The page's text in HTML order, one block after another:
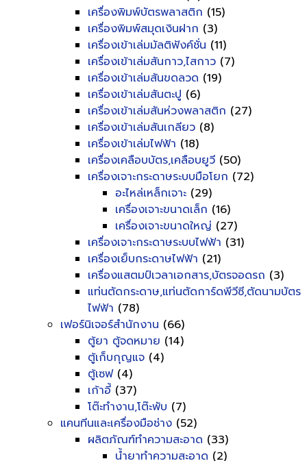
เครื่องพิมพ์บัตรพลาสติก (15)
เครื่องพิมพ์สมุดเงินฝาก (3)
เครื่องเข้าเล่มมัลติฟังค์ชั่น (11)
เครื่องเข้าเล่มสันกาว,ไสกาว (7)
เครื่องเข้าเล่มสันขดลวด (19)
เครื่องเข้าเล่มสันตะปู (6)
เครื่องเข้าเล่มสันห่วงพลาสติก (27)
เครื่องเข้าเล่มสันเกลียว (8)
เครื่องเข้าเล่มไฟฟ้า (18)
เครื่องเคลือบบัตร,เคลือบยูวี (50)
เครื่องเจาะกระดาษระบบมือโยก (72)
อะไหล่เหล็กเจาะ (29)
เครื่องเจาะขนาดเล็ก (16)
เครื่องเจาะขนาดใหญ่ (27)
เครื่องเจาะกระดาษระบบไฟฟ้า (31)
เครื่องเย็บกระดาษไฟฟ้า (21)
เครื่องแสตมป์เวลาเอกสาร,บัตรจอดรถ (3)
แท่นตัดกระดาษ,แท่นตัดการ์ดพีวีซี,ตัดนามบัตร
ไฟฟ้า (78)
เฟอร์นิเจอร์สำนักงาน (66)
ตู้ยา ตู้จดหมาย (14)
ตู้เก็บกุญแจ (4)
ตู้เซฟ(4)
เก้าอี้ (37)
โต๊ะทำงาน,โต๊ะพับ (7)
แคนทีนและเครื่องมือช่าง (52)
ผลิตภัณฑ์ทำความสะอาด (33)
น้ำยาทำความสะอาด (2)